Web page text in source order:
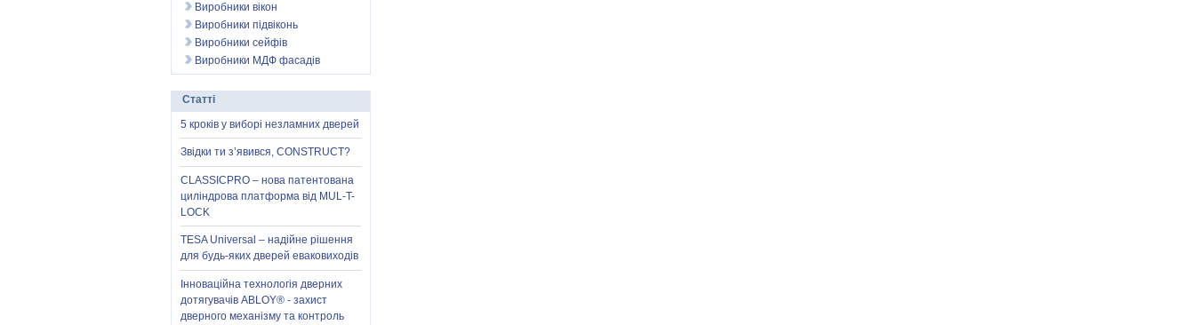
Виробники вікон
Виробники підвіконь
Виробники сейфів
Виробники МДФ фасадів
Статті
5 кроків у виборі незламних дверей
Звідки ти з’явився, CONSTRUCT?
CLASSICPRO – нова патентована
циліндрова платформа від MUL-T-
LOCK
TESA Universal – надійне рішення
для будь-яких дверей еваковиходів
Інноваційна технологія дверних
дотягувачів ABLOY® - захист
дверного механізму та контроль